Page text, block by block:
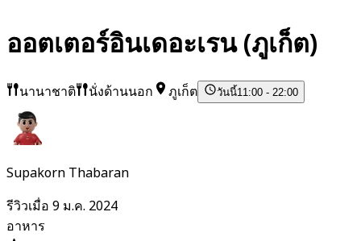
ออตเตอร์อินเดอะเรน (ภูเก็ต)
นานาชาติ นั่งด้านนอก ภูเก็ต วันนี้11:00 - 22:00
Supakorn Thabaran
รีวิวเมื่อ 9 ม.ค. 2024
อาหาร